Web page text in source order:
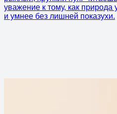
уважение к тому, как природа
и умнее без лишней показухи.